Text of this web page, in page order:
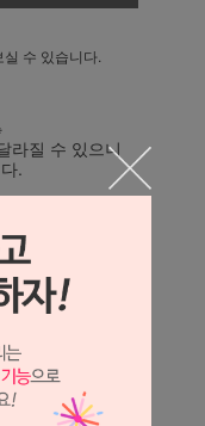
수 있습니다.
라질 수 있으니
.